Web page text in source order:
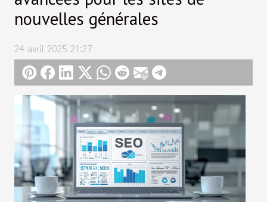
nouvelles générales
24 avril 2025 21:27